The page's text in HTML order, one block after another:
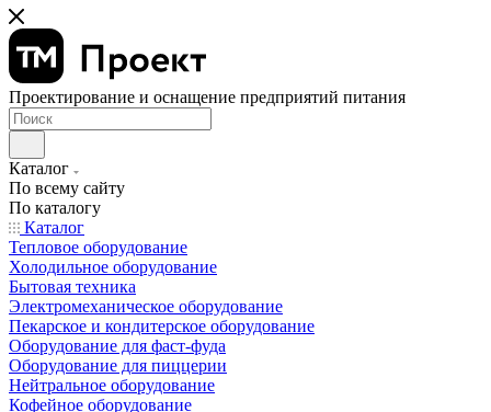
Проектирование и оснащение предприятий питания
Каталог
По всему сайту
По каталогу
Каталог
Тепловое оборудование
Холодильное оборудование
Бытовая техника
Электромеханическое оборудование
Пекарское и кондитерское оборудование
Оборудование для фаст-фуда
Оборудование для пиццерии
Нейтральное оборудование
Кофейное оборудование